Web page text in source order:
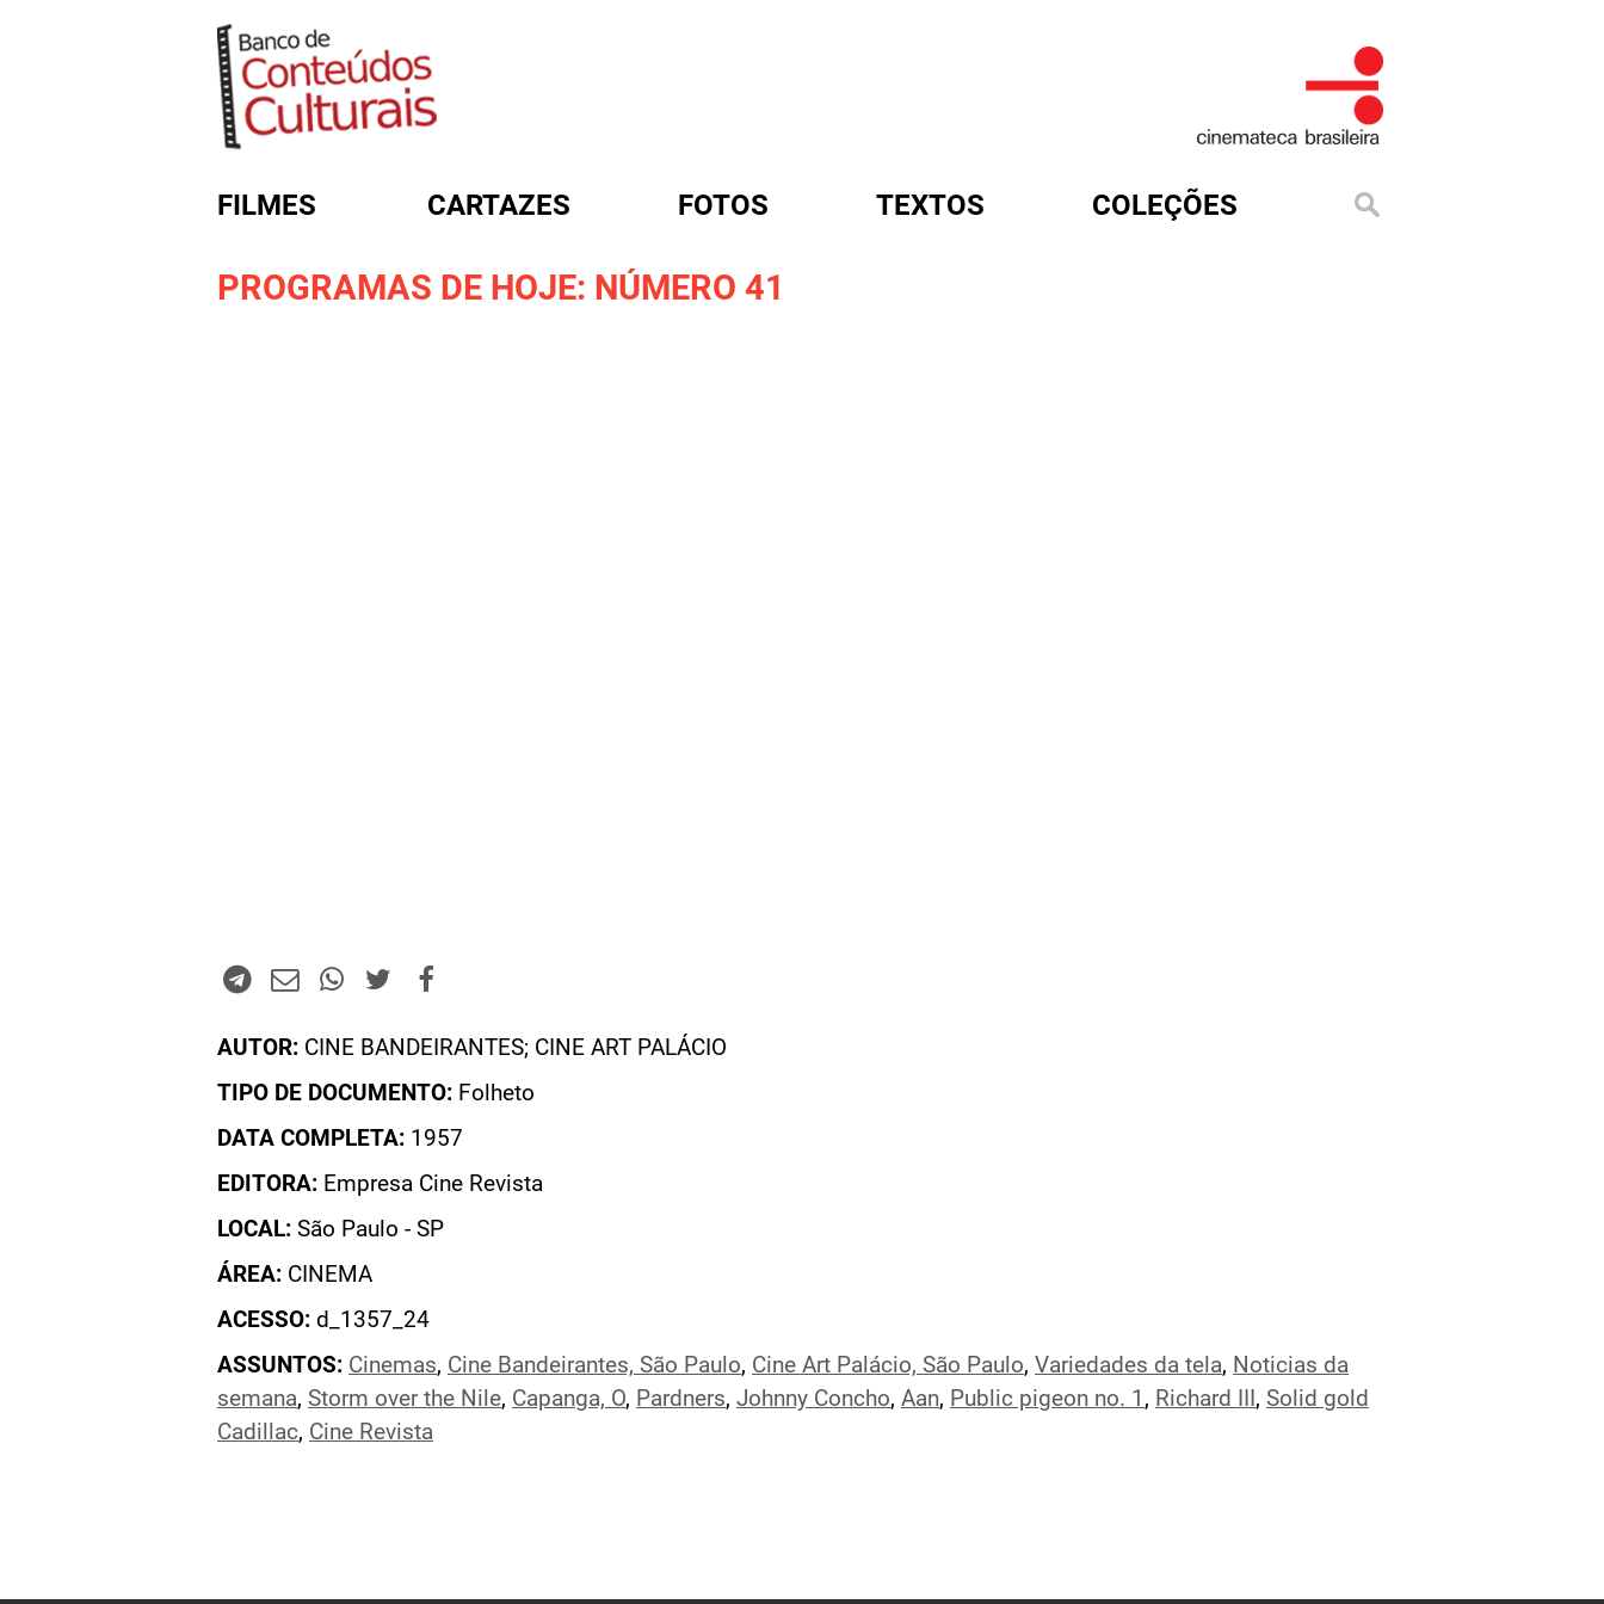
FILMES CARTAZES FOTOS TEXTOS COLEÇÕES
PROGRAMAS DE HOJE: NÚMERO 41
AUTOR: CINE BANDEIRANTES; CINE ART PALÁCIO
TIPO DE DOCUMENTO: Folheto
DATA COMPLETA: 1957
EDITORA: Empresa Cine Revista
LOCAL: São Paulo - SP
ÁREA: CINEMA
ACESSO: d_1357_24
ASSUNTOS: Cinemas, Cine Bandeirantes, São Paulo, Cine Art Palácio, São Paulo, Variedades da tela, Noticias da
semana, Storm over the Nile, Capanga, O, Pardners, Johnny Concho, Aan, Public pigeon no. 1 , Richard III , Solid gold
Cadillac, Cine Revista